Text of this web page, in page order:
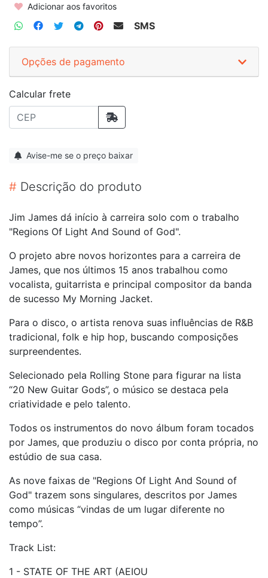
Adicionar aos favoritos
SMS
Opções de pagamento
Calcular frete
Avise-me se o preço baixar
# Descrição do produto
Jim James dá início à carreira solo com o trabalho
"Regions Of Light And Sound of God".
O projeto abre novos horizontes para a carreira de
James, que nos últimos 15 anos trabalhou como
vocalista, guitarrista e principal compositor da banda
de sucesso My Morning Jacket.
Para o disco, o artista renova suas influências de R&B
tradicional, folk e hip hop, buscando composições
surpreendentes.
Selecionado pela Rolling Stone para figurar na lista
“20 New Guitar Gods”, o músico se destaca pela
criatividade e pelo talento.
Todos os instrumentos do novo álbum foram tocados
por James, que produziu o disco por conta própria, no
estúdio de sua casa.
As nove faixas de "Regions Of Light And Sound of
God" trazem sons singulares, descritos por James
como músicas “vindas de um lugar diferente no
tempo”.
Track List:
1 - STATE OF THE ART (AEIOU